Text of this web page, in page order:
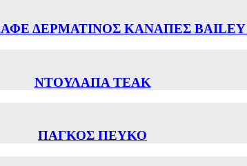
ΔΕΡΜΑΤΙΝΟΣ ΚΑΝΑΠΕΣ BAILEY
ΝΤΟΥΛΑΠΑ ΤΕΑΚ
ΠΑΓΚΟΣ ΠΕΥΚΟ